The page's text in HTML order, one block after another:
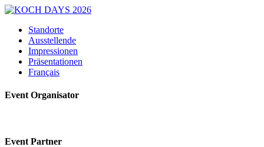
Standorte
Ausstellende
Impressionen
Präsentationen
Français
Event Organisator
Event Partner